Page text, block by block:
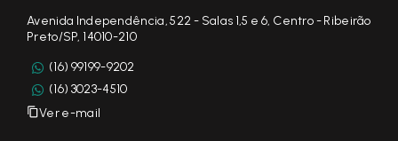
Avenida Independência, 522 - Salas 1,5 e 6, Centro - Ribeirão
Preto/SP, 14010-210
(16) 99199-9202
(16) 3023-4510
Ver e-mail